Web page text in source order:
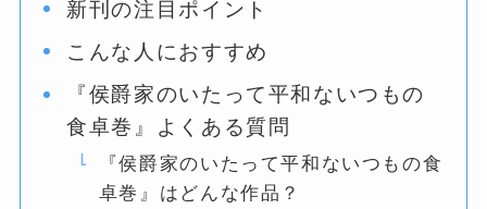
新刊の注目ポイント
こんな人におすすめ
『侯爵家のいたって平和ないつもの
食卓巻』よくある質問
『侯爵家のいたって平和ないつもの食
卓巻』はどんな作品？